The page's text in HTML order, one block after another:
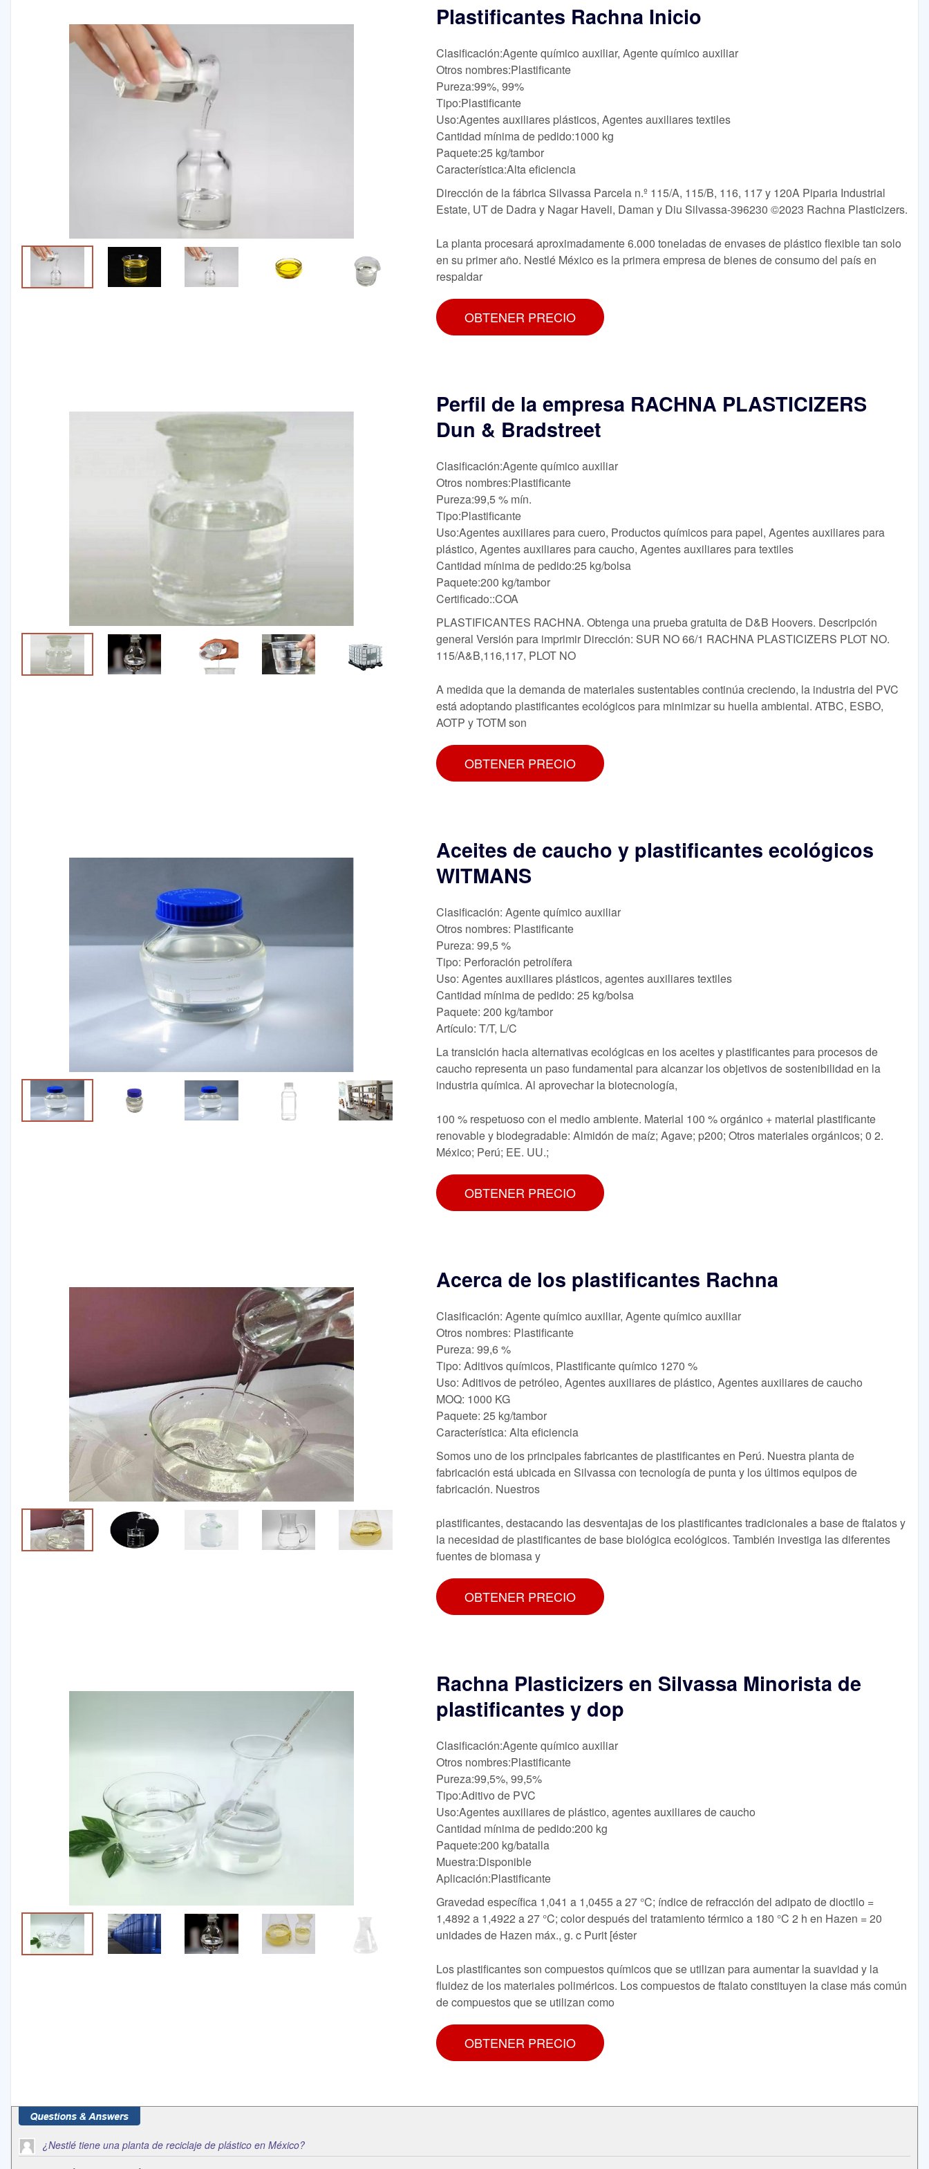
Plastificantes Rachna Inicio
Clasificación:Agente químico auxiliar, Agente químico auxiliar
Otros nombres:Plastificante
Pureza:99%, 99%
Tipo:Plastificante
Uso:Agentes auxiliares plásticos, Agentes auxiliares textiles
Cantidad mínima de pedido:1000 kg
Paquete:25 kg/tambor
Característica:Alta eficiencia
Dirección de la fábrica Silvassa Parcela n.º 115/A, 115/B, 116, 117 y 120A Piparia Industrial
Estate, UT de Dadra y Nagar Haveli, Daman y Diu Silvassa-396230 ©2023 Rachna Plasticizers.
La planta procesará aproximadamente 6.000 toneladas de envases de plástico flexible tan solo
en su primer año. Nestlé México es la primera empresa de bienes de consumo del país en
respaldar
OBTENER PRECIO
Perfil de la empresa RACHNA PLASTICIZERS
Dun & Bradstreet
Clasificación:Agente químico auxiliar
Otros nombres:Plastificante
Pureza:99,5 % mín.
Tipo:Plastificante
Uso:Agentes auxiliares para cuero, Productos químicos para papel, Agentes auxiliares para
plástico, Agentes auxiliares para caucho, Agentes auxiliares para textiles
Cantidad mínima de pedido:25 kg/bolsa
Paquete:200 kg/tambor
Certificado::COA
PLASTIFICANTES RACHNA. Obtenga una prueba gratuita de D&B Hoovers. Descripción
general Versión para imprimir Dirección: SUR NO 66/1 RACHNA PLASTICIZERS PLOT NO.
115/A&B,116,117, PLOT NO
A medida que la demanda de materiales sustentables continúa creciendo, la industria del PVC
está adoptando plastificantes ecológicos para minimizar su huella ambiental. ATBC, ESBO,
AOTP y TOTM son
OBTENER PRECIO
Aceites de caucho y plastificantes ecológicos
WITMANS
Clasificación: Agente químico auxiliar
Otros nombres: Plastificante
Pureza: 99,5 %
Tipo: Perforación petrolífera
Uso: Agentes auxiliares plásticos, agentes auxiliares textiles
Cantidad mínima de pedido: 25 kg/bolsa
Paquete: 200 kg/tambor
Artículo: T/T, L/C
La transición hacia alternativas ecológicas en los aceites y plastificantes para procesos de
caucho representa un paso fundamental para alcanzar los objetivos de sostenibilidad en la
industria química. Al aprovechar la biotecnología,
100 % respetuoso con el medio ambiente. Material 100 % orgánico + material plastificante
renovable y biodegradable: Almidón de maíz; Agave; p200; Otros materiales orgánicos; 0 2.
México; Perú; EE. UU.;
OBTENER PRECIO
Acerca de los plastificantes Rachna
Clasificación: Agente químico auxiliar, Agente químico auxiliar
Otros nombres: Plastificante
Pureza: 99,6 %
Tipo: Aditivos químicos, Plastificante químico 1270 %
Uso: Aditivos de petróleo, Agentes auxiliares de plástico, Agentes auxiliares de caucho
MOQ: 1000 KG
Paquete: 25 kg/tambor
Característica: Alta eficiencia
Somos uno de los principales fabricantes de plastificantes en Perú. Nuestra planta de
fabricación está ubicada en Silvassa con tecnología de punta y los últimos equipos de
fabricación. Nuestros
plastificantes, destacando las desventajas de los plastificantes tradicionales a base de ftalatos y
la necesidad de plastificantes de base biológica ecológicos. También investiga las diferentes
fuentes de biomasa y
OBTENER PRECIO
Rachna Plasticizers en Silvassa Minorista de
plastificantes y dop
Clasificación:Agente químico auxiliar
Otros nombres:Plastificante
Pureza:99,5%, 99,5%
Tipo:Aditivo de PVC
Uso:Agentes auxiliares de plástico, agentes auxiliares de caucho
Cantidad mínima de pedido:200 kg
Paquete:200 kg/batalla
Muestra:Disponible
Aplicación:Plastificante
Gravedad específica 1,041 a 1,0455 a 27 °C; índice de refracción del adipato de dioctilo =
1,4892 a 1,4922 a 27 °C; color después del tratamiento térmico a 180 °C 2 h en Hazen = 20
unidades de Hazen máx., g. c Purit [éster
Los plastificantes son compuestos químicos que se utilizan para aumentar la suavidad y la
fluidez de los materiales poliméricos. Los compuestos de ftalato constituyen la clase más común
de compuestos que se utilizan como
OBTENER PRECIO
¿Nestlé tiene una planta de reciclaje de plástico en México?